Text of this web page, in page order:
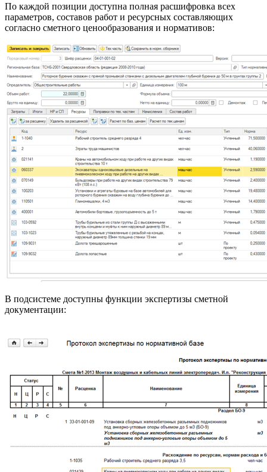
По каждой позиции доступна полная расшифровка всех
параметров, составов работ и ресурсных составляющих
согласно сметного ценообразования и нормативов:
В подсистеме доступны функции экспертизы сметной
документации: